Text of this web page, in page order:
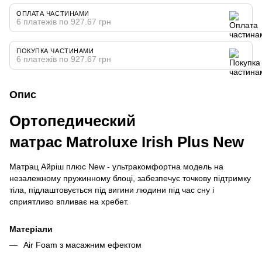
ОПЛАТА ЧАСТИНАМИ
6 платежів по 927.67 грн
ПОКУПКА ЧАСТИНАМИ
6 платежів по 927.67 грн
Опис
Ортопедический
матрас Matroluxe Irish Plus New
Матрац Айріш плюс New - ультракомфортна модель на
незалежному пружинному блоці, забезпечує точкову підтримку
тіла, підлаштовується під вигини людини під час сну і
сприятливо впливає на хребет.
Матеріали
Air Foam з масажним ефектом